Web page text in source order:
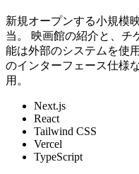
新規オープンする小規模
当。 映画館の紹介と、チ
能は外部のシステムを使
のインターフェース仕様
用。
Next.js
React
Tailwind CSS
Vercel
TypeScript